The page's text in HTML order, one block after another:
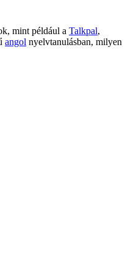
mint például a Talkpal,
angol nyelvtanulásban, milyen